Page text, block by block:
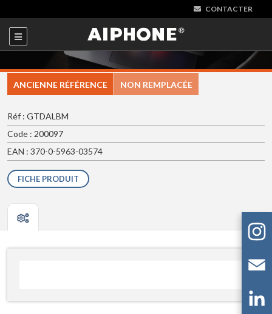
CONTACTER
ANCIENNE RÉFÉRENCE NON REMPLACÉE
Réf : GTDALBM
Code : 200097
EAN : 370-0-5963-03574
FICHE PRODUIT